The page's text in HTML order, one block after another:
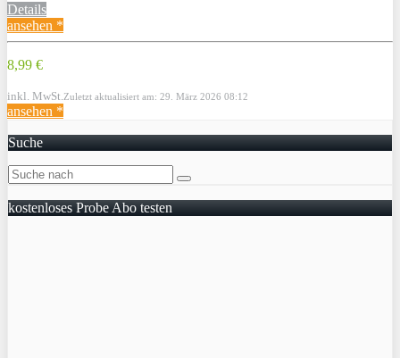
Details
ansehen *
8,99 €
inkl. MwSt. Zuletzt aktualisiert am: 29. März 2026 08:12
ansehen *
Suche
kostenloses Probe Abo testen